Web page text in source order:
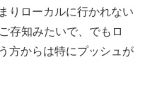
りローカルに行かれない
存知みたいで、でもロ
方からは特にプッシュが